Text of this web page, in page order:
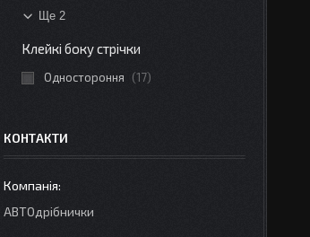
Ще 2
Клейкі боку стрічки
Одностороння 17
КОНТАКТИ
АВТОдрібнички